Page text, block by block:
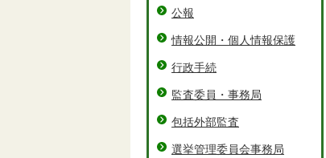
公報
情報公開・個人情報保護
行政手続
監査委員・事務局
包括外部監査
選挙管理委員会事務局